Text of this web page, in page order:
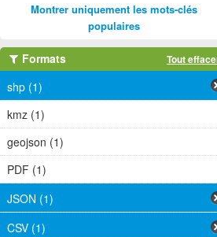
Montrer uniquement les mots-clés
populaires
Formats Tout
shp (1)
kmz (1)
geojson (1)
PDF (1)
JSON (1)
CSV (1)